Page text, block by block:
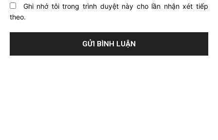
Ghi nhớ tôi trong trình duyệt này cho lần nhận xét tiếp
theo.